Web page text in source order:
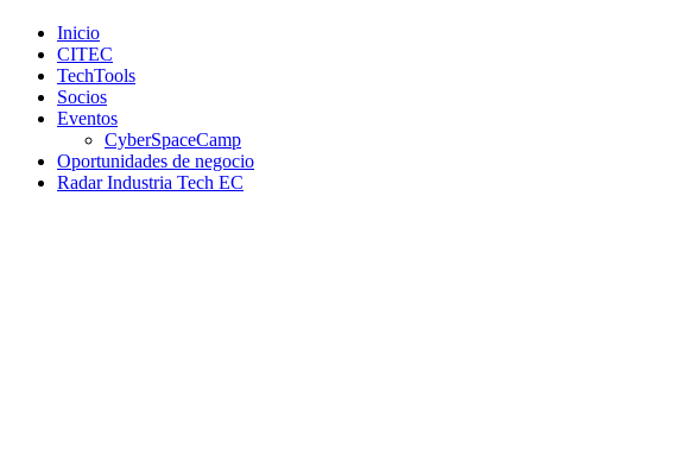
Inicio
CITEC
TechTools
Socios
Eventos
CyberSpaceCamp
Oportunidades de negocio
Radar Industria Tech EC